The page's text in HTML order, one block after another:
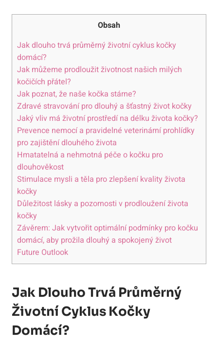
Obsah
Jak dlouho trvá průměrný životní cyklus kočky
domácí?
Jak můžeme prodloužit životnost našich milých
kočičích přátel?
Jak poznat, že naše kočka stárne?
Zdravé stravování pro dlouhý a šťastný život kočky
Jaký vliv má životní prostředí na délku života kočky?
Prevence nemocí a pravidelné veterinární prohlídky
pro zajištění dlouhého života
Hmatatelná a nehmotná péče o kočku pro
dlouhověkost
Stimulace mysli a těla pro zlepšení kvality života
kočky
Důležitost lásky a pozornosti v prodloužení života
kočky
Závěrem: Jak vytvořit optimální podmínky pro kočku
domácí, aby prožila dlouhý a spokojený život
Future Outlook
Jak Dlouho Trvá Průměrný
Životní Cyklus Kočky
Domácí?